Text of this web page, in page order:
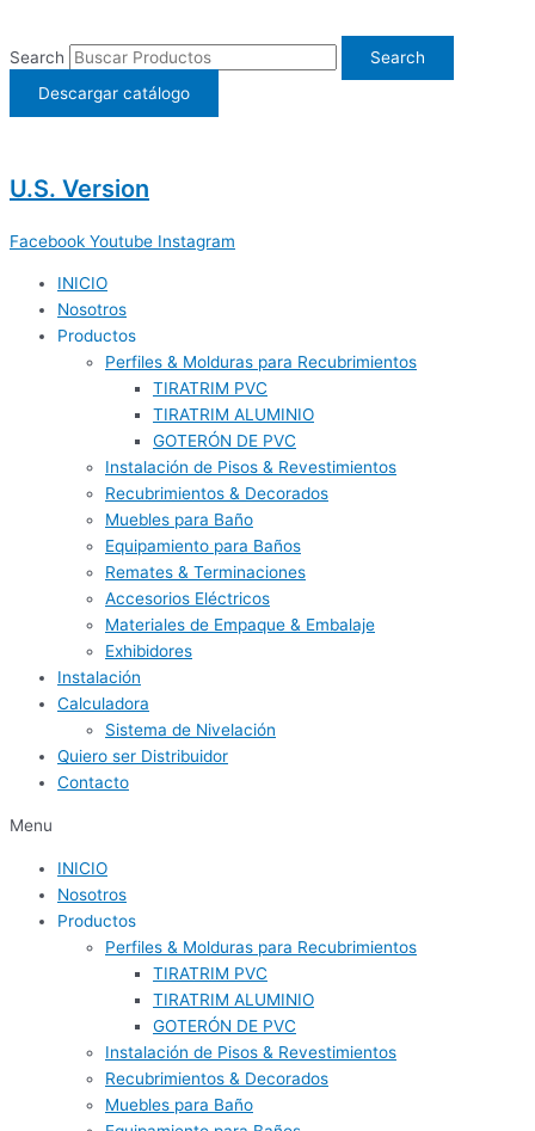
contenido
Search
Search
Descargar catálogo
U.S. Version
Facebook Youtube Instagram
INICIO
Nosotros
Productos
Perfiles & Molduras para Recubrimientos
TIRATRIM PVC
TIRATRIM ALUMINIO
GOTERÓN DE PVC
Instalación de Pisos & Revestimientos
Recubrimientos & Decorados
Muebles para Baño
Equipamiento para Baños
Remates & Terminaciones
Accesorios Eléctricos
Materiales de Empaque & Embalaje
Exhibidores
Instalación
Calculadora
Sistema de Nivelación
Quiero ser Distribuidor
Contacto
Menu
INICIO
Nosotros
Productos
Perfiles & Molduras para Recubrimientos
TIRATRIM PVC
TIRATRIM ALUMINIO
GOTERÓN DE PVC
Instalación de Pisos & Revestimientos
Recubrimientos & Decorados
Muebles para Baño